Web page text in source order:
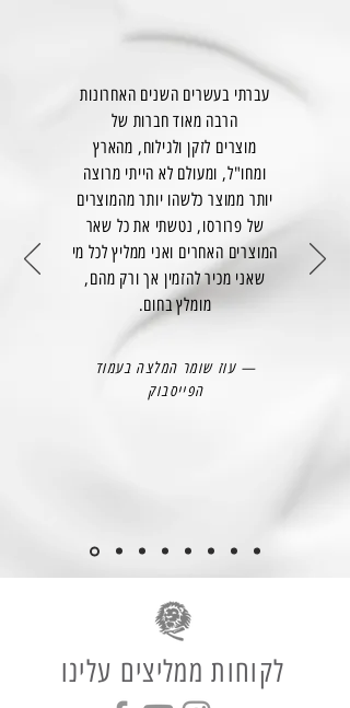
עברתי בעשרים השנים האחרונות
הרבה מאוד חברות של
מוצרים לזקן ולגילוח, מהארץ
ומחו"ל, ומעולם לא הייתי מרוצה
יותר ממוצר כלשהו יותר מהמוצרים
של פרורסו, נטשתי את כל שאר
המוצרים האחרים ואני ממליץ לכל מי
שאני מכיר להזמין אך ורק מהם,
מומלץ בחום.
— עוז שומר המלצה בעמוד
הפייסבוק
לקוחות ממליצים עלינו